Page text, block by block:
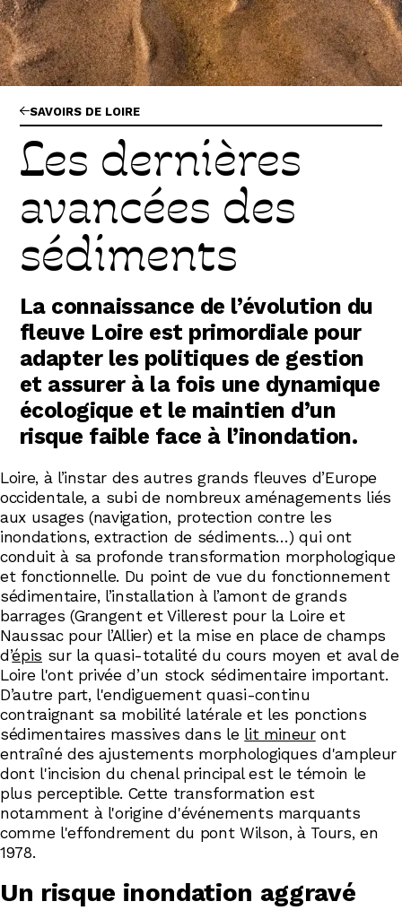
SAVOIRS DE LOIRE
Les dernières
avancées des
sédiments
La connaissance de l’évolution du
fleuve Loire est primordiale pour
adapter les politiques de gestion
et assurer à la fois une dynamique
écologique et le maintien d’un
risque faible face à l’inondation.
Loire, à l’instar des autres grands fleuves d’Europe
occidentale, a subi de nombreux aménagements liés
aux usages (navigation, protection contre les
inondations, extraction de sédiments…) qui ont
conduit à sa profonde transformation morphologique
et fonctionnelle. Du point de vue du fonctionnement
sédimentaire, l’installation à l’amont de grands
barrages (Grangent et Villerest pour la Loire et
Naussac pour l’Allier) et la mise en place de champs
d’épis sur la quasi-totalité du cours moyen et aval de
Loire l'ont privée d’un stock sédimentaire important.
D’autre part, l'endiguement quasi-continu
contraignant sa mobilité latérale et les ponctions
sédimentaires massives dans le lit mineuront
entraîné des ajustements morphologiques d'ampleur
dont l'incision du chenal principal est le témoin le
plus perceptible. Cette transformation est
notamment à l'origine d'événements marquants
comme l'effondrement du pont Wilson, à Tours, en
1978.
Un risque inondation aggravé
Abonnez-vous !
N La Newsletter
Les dernières nouvelles du Val de Loire
patrimoine mondial délivrées directement